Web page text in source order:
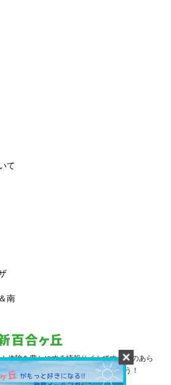
て
南
体験を豊かにする情報サイトです。街のあら
しています。早速情報を探してみよう！